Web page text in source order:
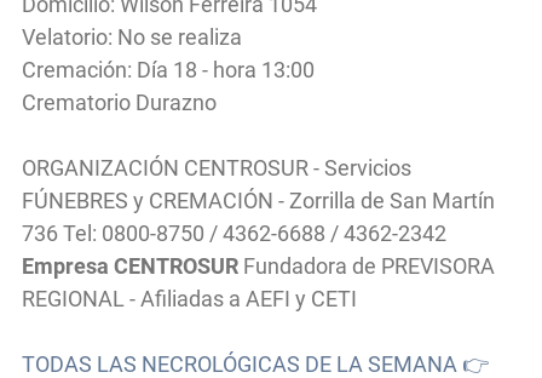
Velatorio: No se realiza
Cremación: Día 18 - hora 13:00
Crematorio Durazno
ORGANIZACIÓN CENTROSUR - Servicios
FÚNEBRES y CREMACIÓN - Zorrilla de San Martín
736 Tel: 0800-8750 / 4362-6688 / 4362-2342
Empresa CENTROSUR Fundadora de PREVISORA
REGIONAL - Afiliadas a AEFI y CETI
TODAS LAS NECROLÓGICAS DE LA SEMANA 👉